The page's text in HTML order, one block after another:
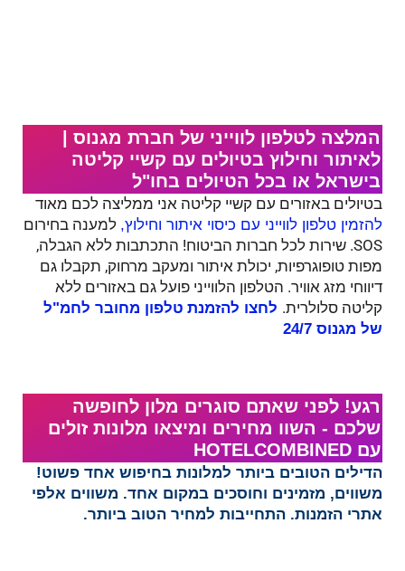
המלצה לטלפון לווייני של חברת מגנוס |
לאיתור וחילוץ בטיולים עם קשיי קליטה
בישראל או בכל הטיולים בחו"ל
בטיולים באזורים עם קשיי קליטה אני ממליצה לכם מאוד
להזמין טלפון לווייני עם כיסוי איתור וחילוץ, למענה בחירום
SOS. שירות לכל חברות הביטוח! התכתבות ללא הגבלה,
מפות טופוגרפיות, יכולת איתור ומעקב מרחוק, תקבלו גם
דיווחי מזג אוויר. הטלפון הלווייני פועל גם באזורים ללא
קליטה סלולרית. לחצו להזמנת טלפון מחובר לחמ"ל
של מגנוס 24/7
רגע! לפני שאתם סוגרים מלון לחופשה
שלכם - השוו מחירים ומיצאו מלונות זולים
עם HOTELCOMBINED‏​
הדילים הטובים ביותר למלונות בחיפוש אחד פשוט!
משווים, מזמינים וחוסכים במקום אחד. משווים אלפי
אתרי הזמנות. התחייבות למחיר הטוב ביותר.